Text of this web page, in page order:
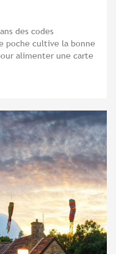
des codes
poche cultive la bonne
alimenter une carte